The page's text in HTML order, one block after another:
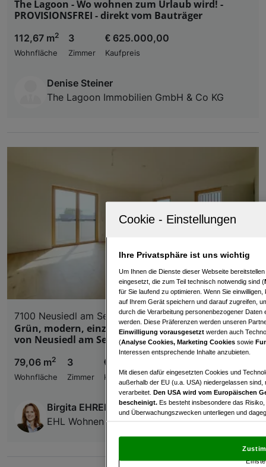
The Lagoon - Wo wohnen zum Urlaub wird! -
PROVISIONSFREI - direkt vom Bauträger
112,67 m2
Wohnfläche
3
Zimmer
€ 625.000,00
Kaufpreis
Denise Steiner
The Lagoon Immobilien GmbH & Co KG
7100 Neusiedl am See
Grün, modern, einzigartig: Wohnen im Herzen
von Neusiedl am See!
79,06 m2
Wohnfläche
3
Zimmer
€ 499.000,00
Kaufpreis
Birgita EHRENBERGER
EHL Wohnen GmbH
Ihre Privatsphäre ist uns wichtig
Um Ihnen die Dienste dieser Webseite
eingesetzt, die zum Teil technisch notwendig sind (
für Sie laufend zu optimieren. Wenn Sie
auf Ihrem Gerät speichern und darauf zugreifen,
durch die Verarbeitung personenbezogener
werden. Diese Präferenzen werden unseren
Einwilligung vorausgesetzt werden auch
(Analyse Cookies, Marketing Cookies sowie
Interessen entsprechende Inhalte anzubieten.
Mit diesen dafür eingesetzten Cookies und
außerhalb der EU (u.a. USA) niedergelassen
verarbeitet. Den USA wird vom Europäischen
bescheinigt. Es besteht insbesondere das
und Überwachungszwecken unterliegen und
und Widerspruch gegen die Verarbeitung auf der
„Cookie Einstellungen“, die sich auf jeder Seite